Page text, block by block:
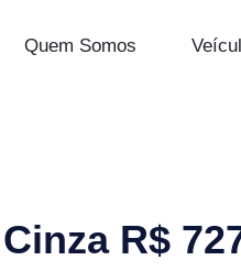
Quem Somos
R$